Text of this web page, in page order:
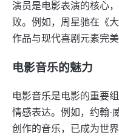
演员是电影表演的核心
败。例如，周星驰在《
作品与现代喜剧元素完美
电影音乐的魅力
电影音乐是电影的重要
情感表达。例如，约翰·
创作的音乐，已成为世